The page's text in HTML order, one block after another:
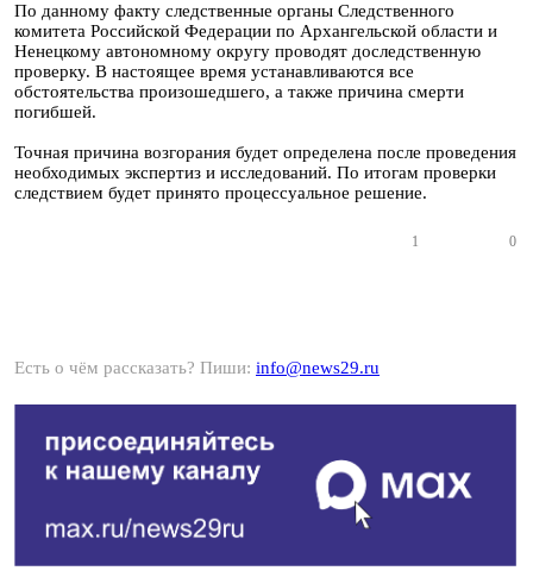
По данному факту следственные органы Следственного
комитета Российской Федерации по Архангельской области и
Ненецкому автономному округу проводят доследственную
проверку. В настоящее время устанавливаются все
обстоятельства произошедшего, а также причина смерти
погибшей.
Точная причина возгорания будет определена после проведения
необходимых экспертиз и исследований. По итогам проверки
следствием будет принято процессуальное решение.
1 0
Есть о чём рассказать? Пиши: info@news29.ru